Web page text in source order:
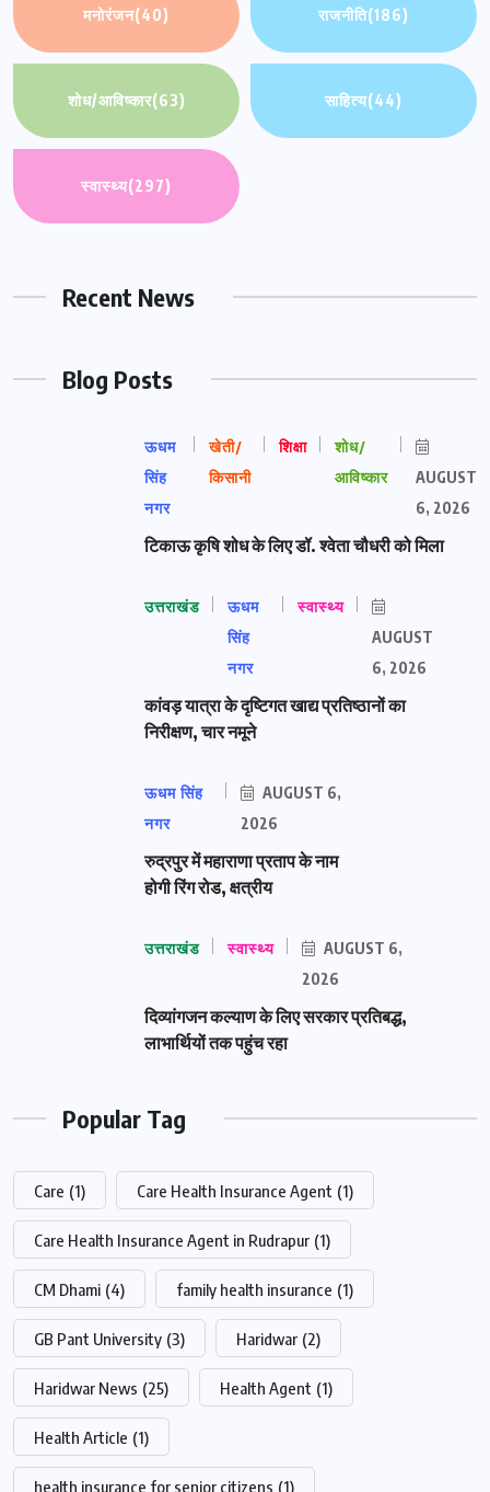
मनोरंजन(40) राजनीति(186)
शोध/आविष्कार(63) साहित्य(44)
स्वास्थ्य(297)
Recent News
Blog Posts
ऊधम
सिंह
नगर
खेती/
किसानी
शिक्षा
शोध/
आविष्कार
AUGUST
6, 2026
टिकाऊ कृषि शोध के लिए डॉ. श्वेता चौधरी को मिला
उत्तराखंड
ऊधम
सिंह
नगर
स्वास्थ्य
AUGUST
6, 2026
कांवड़ यात्रा के दृष्टिगत खाद्य प्रतिष्ठानों का
निरीक्षण, चार नमूने
ऊधम सिंह
नगर
AUGUST 6,
2026
रुद्रपुर में महाराणा प्रताप के नाम
होगी रिंग रोड, क्षत्रीय
उत्तराखंड स्वास्थ्य
AUGUST 6,
2026
दिव्यांगजन कल्याण के लिए सरकार प्रतिबद्ध,
लाभार्थियों तक पहुंच रहा
Popular Tag
Care (1) Care Health Insurance Agent (1)
Care Health Insurance Agent in Rudrapur (1)
CM Dhami (4) family health insurance (1)
GB Pant University (3) Haridwar (2)
Haridwar News (25) Health Agent (1)
Health Article (1)
health insurance for senior citizens (1)